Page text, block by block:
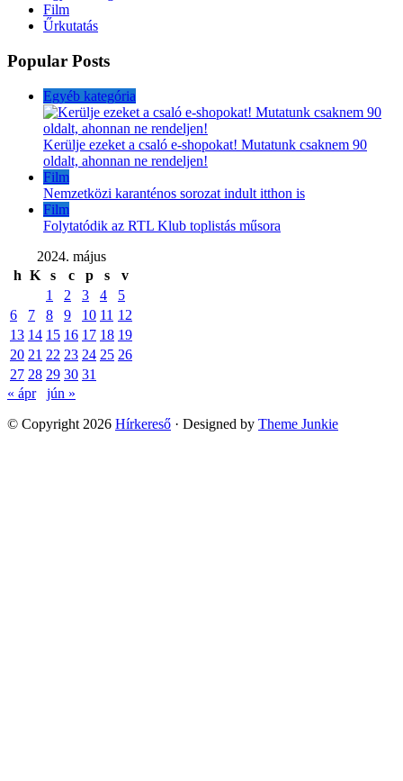
Film
Űrkutatás
Popular Posts
Egyéb kategória
Kerülje ezeket a csaló e-shopokat! Mutatunk csaknem 90
oldalt, ahonnan ne rendeljen!
Film
Nemzetközi karanténos sorozat indult itthon is
Film
Folytatódik az RTL Klub toplistás műsora
2024. május
h K s c p s
v
1
2 3 4
5
6
7 8 9 10 11 12
13 14 15 16 17 18 19
20 21 22 23 24 25 26
27 28 29 30 31
« ápr
jún »
© Copyright 2026 Hírkereső · Designed by Theme Junkie